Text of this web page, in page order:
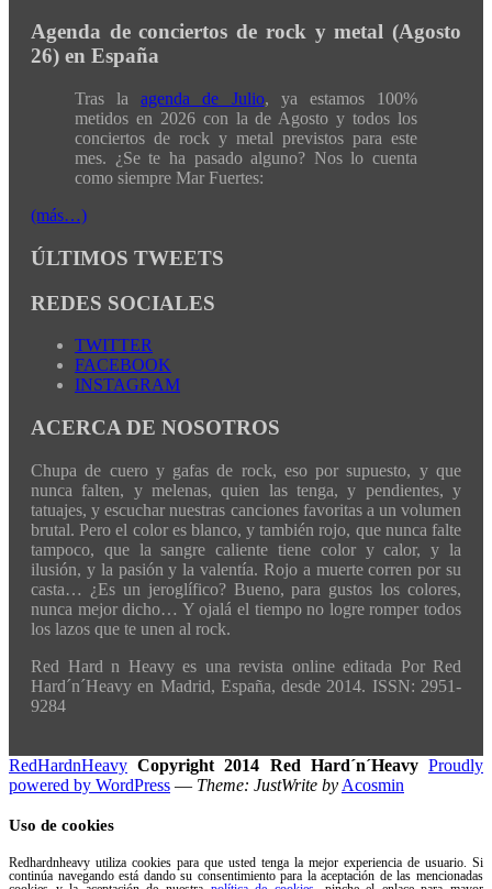
Agenda de conciertos de rock y metal (Agosto
26) en España
Tras laagenda de Julio, ya estamos 100%
metidos en 2026 con la de Agosto y todos los
conciertos de rock y metal previstos para este
mes. ¿Se te ha pasado alguno? Nos lo cuenta
como siempre Mar Fuertes:
(más…)
ÚLTIMOS TWEETS
REDES SOCIALES
TWITTER
FACEBOOK
INSTAGRAM
ACERCA DE NOSOTROS
Chupa de cuero y gafas de rock, eso por supuesto, y que
nunca falten, y melenas, quien las tenga, y pendientes, y
tatuajes, y escuchar nuestras canciones favoritas a un volumen
brutal. Pero el color es blanco, y también rojo, que nunca falte
tampoco, que la sangre caliente tiene color y calor, y la
ilusión, y la pasión y la valentía. Rojo a muerte corren por su
casta… ¿Es un jeroglífico? Bueno, para gustos los colores,
nunca mejor dicho… Y ojalá el tiempo no logre romper todos
los lazos que te unen al rock.
Red Hard n Heavy es una revista online editada Por Red
Hard´n´Heavy en Madrid, España, desde 2014. ISSN: 2951-
9284
RedHardnHeavy Copyright 2014 Red Hard´n´Heavy Proudly
powered by WordPress — Theme: JustWrite by Acosmin
Uso de cookies
Redhardnheavy utiliza cookies para que usted tenga la mejor experiencia de usuario. Si
continúa navegando está dando su consentimiento para la aceptación de las mencionadas